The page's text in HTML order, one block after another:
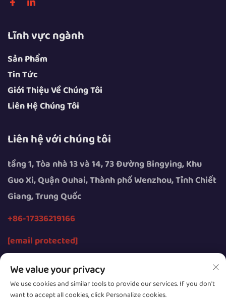
Lĩnh vực ngành
Sản Phẩm
Tin Tức
Giới Thiệu Về Chúng Tôi
Liên Hệ Chúng Tôi
Liên hệ với chúng tôi
tầng 1, Tòa nhà 13 và 14, 73 Đường Bingying, Khu
Guo Xi, Quận Ouhai, Thành phố Wenzhou, Tỉnh Chiết
Giang, Trung Quốc
+86-17336219166
[email protected]
We value your privacy
We use cookies and similar tools to provide our services. If you don't
want to accept all cookies, click Personalize cookies.